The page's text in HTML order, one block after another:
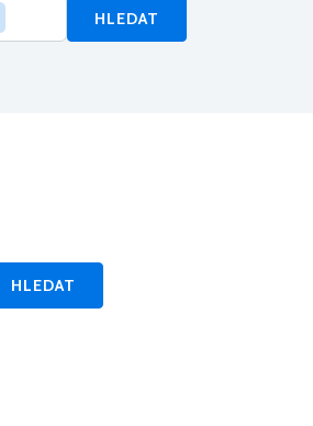
HLEDAT
HLEDAT